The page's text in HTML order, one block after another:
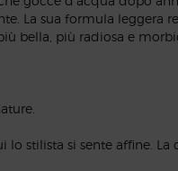
La sua formula
bella, più radiosa e
stilista si sente affine.